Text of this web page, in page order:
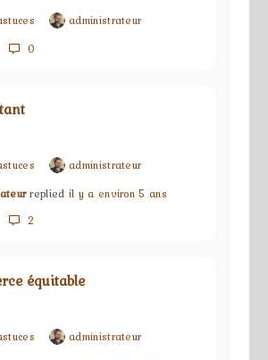
administrateur
0
administrateur
replied il y a environ 5 ans
2
équitable
administrateur